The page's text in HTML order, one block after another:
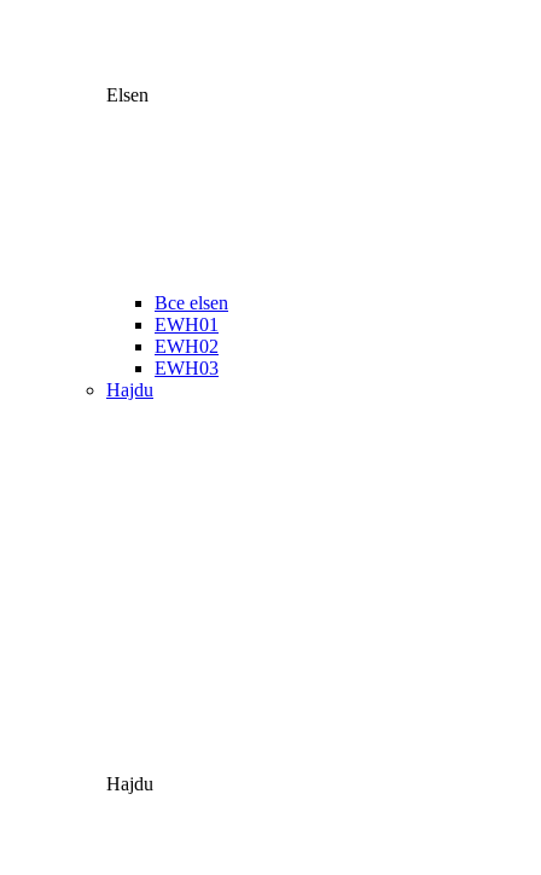
Elsen
Все elsen
EWH01
EWH02
EWH03
Hajdu
Hajdu